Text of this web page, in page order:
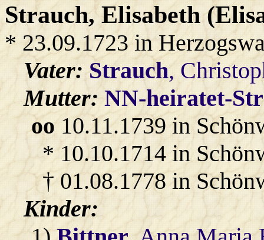
Strauch, Elisabeth
* 23.09.1723 in
Vater:Strauch,
Mutter: NN-heiratet-
oo10.11.1739 in
* 10.10.1714 in
† 01.08.1778 in
Kinder: